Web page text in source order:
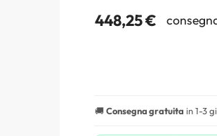
448,25€
🚚Consegna gratuita in 1-3